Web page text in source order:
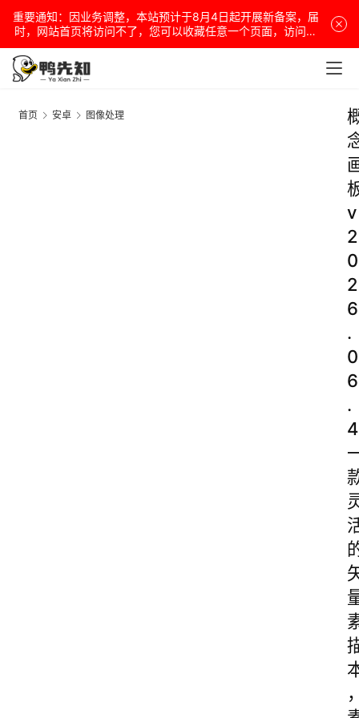
重要通知：因业务调整，本站预计于8月4日起开展新备案，届
时，网站首页将访问不了，您可以收藏任意一个页面，访问网
站！
首页 安卓 图像处理
v
2
0
2
6
.
0
6
.
4